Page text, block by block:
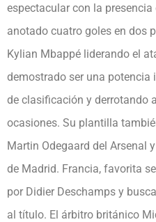
espectacular con la
anotado cuatro goles en dos
Kylian Mbappé liderando el
demostrado ser una potencia
de clasificación y derrotando
ocasiones. Su plantilla
Martin Odegaard del Arsenal
de Madrid. Francia, favorita
por Didier Deschamps y
al título. El árbitro británico